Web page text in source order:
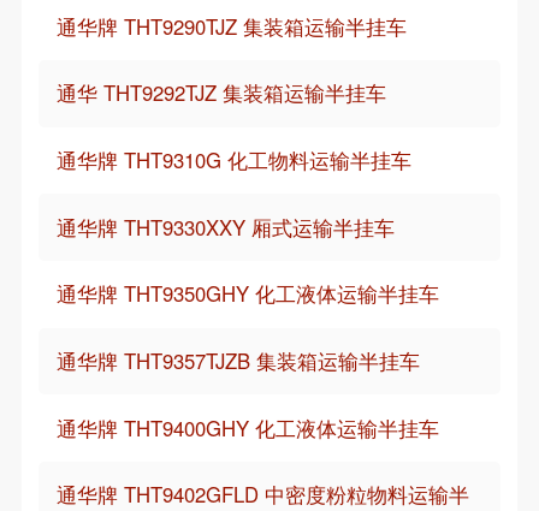
通华牌 THT9290TJZ 集装箱运输半挂车
通华 THT9292TJZ 集装箱运输半挂车
通华牌 THT9310G 化工物料运输半挂车
通华牌 THT9330XXY 厢式运输半挂车
通华牌 THT9350GHY 化工液体运输半挂车
通华牌 THT9357TJZB 集装箱运输半挂车
通华牌 THT9400GHY 化工液体运输半挂车
通华牌 THT9402GFLD 中密度粉粒物料运输半